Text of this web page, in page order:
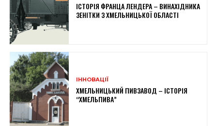
ІСТОРІЯ ФРАНЦА ЛЕНДЕРА – ВИНАХІДНИКА
ЗЕНІТКИ З ХМЕЛЬНИЦЬКОЇ ОБЛАСТІ
ІННОВАЦІЇ
ХМЕЛЬНИЦЬКИЙ ПИВЗАВОД – ІСТОРІЯ
“ХМЕЛЬПИВА”